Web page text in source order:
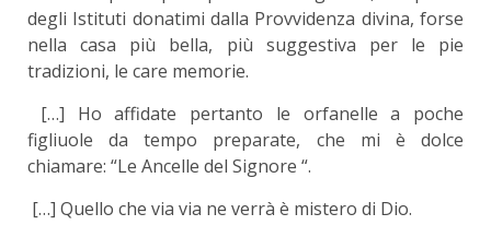
degli Istituti donatimi dalla Provvidenza divina, forse
nella casa più bella, più suggestiva per le pie
tradizioni, le care memorie.
[…] Ho affidate pertanto le orfanelle a poche
figliuole da tempo preparate, che mi è dolce
chiamare: “Le Ancelle del Signore “.
[…] Quello che via via ne verrà è mistero di Dio.